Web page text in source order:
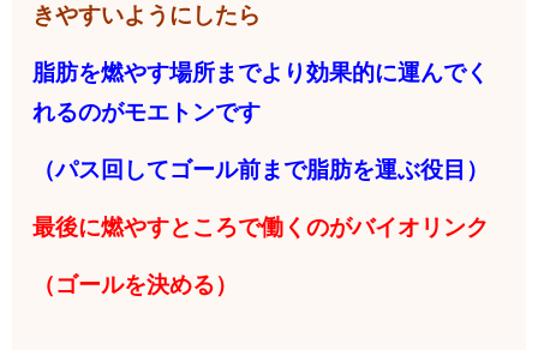
きやすいようにしたら
脂肪を燃やす場所までより効果的に運んでく
れるのがモエトンです
（パス回してゴール前まで脂肪を運ぶ役目）
最後に燃やすところで働くのがバイオリンク
（ゴールを決める）